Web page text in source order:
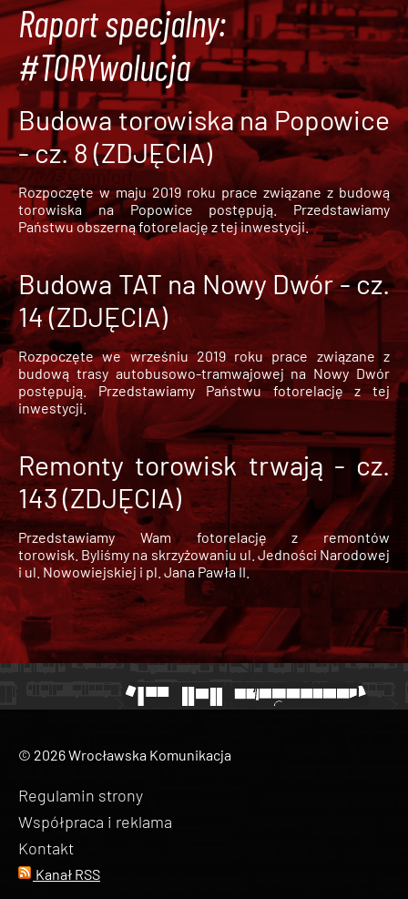
Raport specjalny:
#TORYwolucja
Budowa torowiska na Popowice
- cz. 8 (ZDJĘCIA)
Rozpoczęte w maju 2019 roku prace związane z budową
torowiska na Popowice
postępują. Przedstawiamy
Państwu obszerną fotorelację z tej inwestycji.
Budowa TAT na Nowy Dwór - cz.
14 (ZDJĘCIA)
Rozpoczęte we wrześniu 2019 roku prace związane z
budową trasy autobusowo-tramwajowej na Nowy Dwór
postępują. Przedstawiamy Państwu fotorelację z tej
inwestycji.
Remonty torowisk trwają - cz.
143 (ZDJĘCIA)
Przedstawiamy Wam fotorelację z remontów
torowisk. Byliśmy na skrzyżowaniu ul. Jedności Narodowej
i ul. Nowowiejskiej i pl. Jana Pawła II.
© 2026 Wrocławska Komunikacja
Regulamin strony
Współpraca i reklama
Kontakt
Kanał RSS